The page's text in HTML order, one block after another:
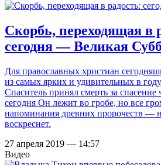
Скорбь, переходящая в
сегодня — Великая
Для православных христиан
из самых ярких и удивительных в
Спаситель принял смерть за спасение
сегодня Он лежит во гробе, но все
напоминания древних пророчеств —
воскреснет.
27 апреля 2019 — 14:57
Видео